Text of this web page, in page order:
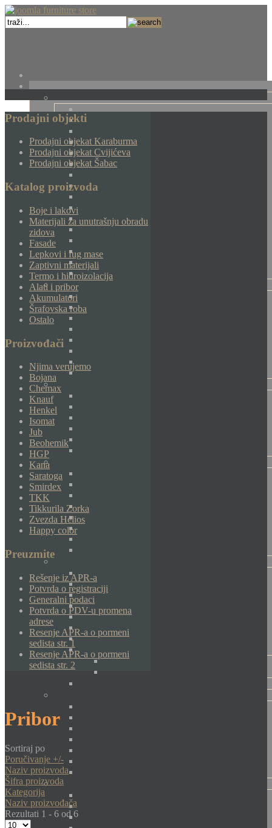
Prodajni objekti
Prodajni objekat Karaburma
Prodajni objekat Cvijićeva
Prodajni objekat Šabac
Katalog proizvoda
Boje i lakovi
Materijali za unutrašnju obradu
zidova
Fasade
Lepkovi i fug mase
Zaptivni materijali
Termo i hidroizolacija
Alati i pribor
Akumulatori
Šrafovska roba
Ostalo
Proizvođači
Njima verujemo
Bojana
Chemax
Knauf
Henkel
Isomat
Jub
Beohemik
HGP
Kana
Saratoga
Smirdex
TKK
Tikkurila Zorka
Zvezda Helios
Happy color
Preuzmite
Rešenje iz APR-a
Potvrda o registraciji
Generalni podaci
Potvrda o PDV-u promena
adrese
Resenje APR-a o pormeni
sedista str. 1
Resenje APR-a o pormeni
sedista str. 2
Pribor
Sortiraj po
Poručivanje +/-
Naziv proizvoda
Šifra proizvoda
Kategorija
Naziv proizvođača
Rezultati 1 - 6 od 6